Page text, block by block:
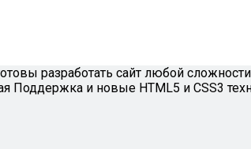
разработать сайт любой
Поддержка и новые HTML5 и CSS3